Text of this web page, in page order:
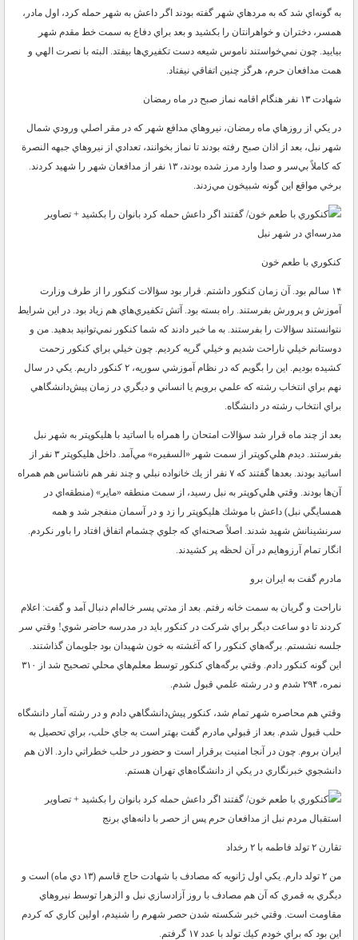
به گونه‌اي شد كه به مرد‌هاي شهر گفته بودند اگر داعش به شهر حمله كرد، اول مادر،
همسر، دختران و خواهرانتان را بكشيد و بعد براي دفاع به سمت خط مقدم شهر
بياييد. چون نمي‌خواستند ناموس شيعه دست تكفيري‌ها بيفتد. البته با نصرت الهي و
همت مدافعان حرم، هرگز چنين اتفاقي نيفتاد.
شهادت ۱۳ نفر هنگام اقامه نماز صبح در ماه رمضان
در يكي از روز‌هاي ماه رمضان، نيرو‌هاي مدافع شهر كه در مقر اصلي ورودي شمال
شهر نبل، بعد از اذان صبح رفته بودند تا نماز بخوانند، تعدادي از نيرو‌هاي جبهه النصرة
كه كاملاً بي‌سر و صدا وارد مرز شده بودند، ۱۳ نفر از مدافعان شهر را شهيد كردند.
برخي مواقع اين گونه شبيخون مي‌زدند.
مدرسه‌اي در شهر نبل
كنكوري با طعم خون
۱۴ سالم بود. آن زمان كنكور داشتم. قرار بود سؤالات كنكور را از طرف وزارت
آموزش و پرورش بفرستند. راه بسته بود. آتش تكفيري‌هاي هم زياد بود. در اين شرايط
نتوانستند سؤالات را بفرستند. به ما خبر دادند كه شما كنكور نمي‌توانيد بدهيد. من و
دوستانم خيلي ناراحت شديم و خيلي گريه كرديم. چون خيلي براي كنكور زحمت
كشيده بوديم. اين را بگويم كه در نظام آموزشي سوريه، ۲ كنكور داريم. يكي در سال
نهم براي انتخاب رشته كه علمي برويم يا انساني و ديگري در زمان پيش‌دانشگاهي
براي انتخاب رشته در دانشگاه.
بعد از چند ماه قرار شد سؤالات امتحان را همراه با اساتيد با هليكوپتر به شهر نبل
بفرستند. ديدم هلي‌كوپتر از سمت شهر «السفيره» مي‌آمد. داخل هليكوپتر ۳ نفر از
اساتيد بودند. بعد‌ها گفتند كه ۷ نفر از يك خانواده نبلي و چند نفر هم ناشناس هم همراه
آن‌ها بودند. وقتي هلي‌كوپتر به نبل رسيد، از سمت منطقه «ماير» (منطقه‌اي در
همسايگي نبل) داعش با موشك هليكوپتر را زد و در آسمان منفجر شد و همه
سرنشينانش شهيد شدند. اصلاً صحنه‌اي كه جلوي چشمام اتفاق افتاد را باور نكردم.
انگار تمام آرزوهايم در آن لحظه پر كشيدند.
مادرم گفت به ايران برو
ناراحت و گريان به سمت خانه رفتم. بعد از مدتي پسر خاله‌ام دنبال آمد و گفت: اعلام
كردند تا دو ساعت ديگر براي شركت در كنكور بايد در مدرسه حاضر شوي! وقتي سر
جلسه نشستم. برگه‌هاي كنكور را كه آغشته به خون شهيدان بود جلويمان گذاشتند.
اين گونه كنكور دادم. وقتي برگه‌هاي كنكور توسط معلم‌هاي محلي تصحيح شد از ۳۱۰
نمره، ۲۹۴ شدم و در رشته علمي قبول شدم.
وقتي هم محاصره شهر تمام شد، كنكور پيش‌دانشگاهي دادم و در رشته آمار دانشگاه
حلب قبول شدم. بعد از قبولي مادرم گفت بهتر است به جاي حلب، براي تحصيل به
ايران بروم. چون در آنجا امنيت برقرار است و حضور در حلب خطراتي دارد. الان هم
دانشجوي خبرنگاري در يكي از دانشگاه‌هاي تهران هستم.
استقبال مردم نبل از مدافعان حرم پس از حصر با دانه‌هاي برنج
تقارن ۲ تولد فاطمه با ۲ رخداد
من ۲ تولد دارم. يكي اول ژانويه كه مصادف با شهادت حاج قاسم (۱۳ دي ماه) است و
ديگري به قمري كه آن هم مصادف با روز آزادسازي نبل و الزهرا توسط نيرو‌هاي
مقاومت است. وقتي خبر شكسته شدن حصر شهرم را شنيدم، اولين كاري كه كردم
اين بود كه براي خودم كيك تولد با عدد ۱۷ گرفتم.